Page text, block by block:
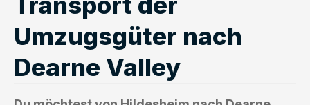
Umzugsgüter nach
Dearne Valley